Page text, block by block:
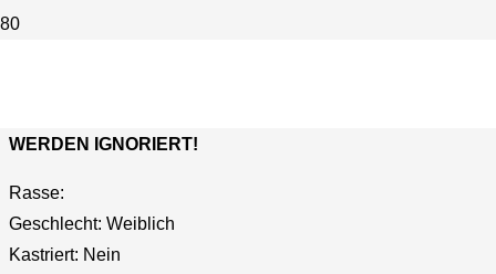
WERDEN IGNORIERT!
Rasse:
Geschlecht: Weiblich
Kastriert: Nein